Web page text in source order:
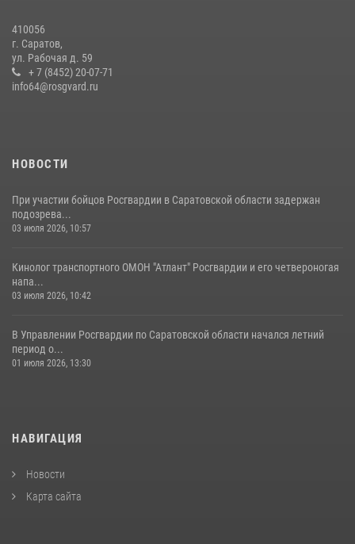
Росгвардии состоялся праздничный молебен, посвященный Дню
Крещения Руси
28 июля 2026, 13:25
05 августа 2026, 12:55
410056
г. Саратов,
ул. Рабочая д. 59
+ 7 (8452) 20-07-71
info64@rosgvard.ru
НОВОСТИ
При участии бойцов Росгвардии в Саратовской области задержан
подозрева...
03 июля 2026, 10:57
Кинолог транспортного ОМОН "Атлант" Росгвардии и его четвероногая
напа...
03 июля 2026, 10:42
В Управлении Росгвардии по Саратовской области начался летний
период о...
01 июля 2026, 13:30
НАВИГАЦИЯ
Новости
Карта сайта